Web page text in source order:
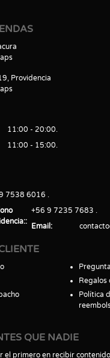
Providencia
11:00 - 20:00
11:00 - 15:00
7538 6016
+56 9 7235 7683
Email
Regalos
Política
QUE NADIE
el primero en recibir